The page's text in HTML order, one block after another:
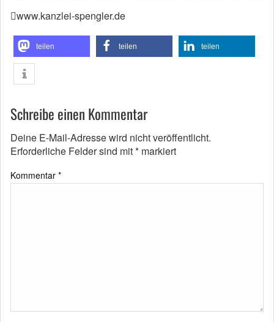
www.kanzlei-spengler.de
teilen teilen teilen
Schreibe einen Kommentar
Deine E-Mail-Adresse wird nicht veröffentlicht.
Erforderliche Felder sind mit* markiert
Kommentar *